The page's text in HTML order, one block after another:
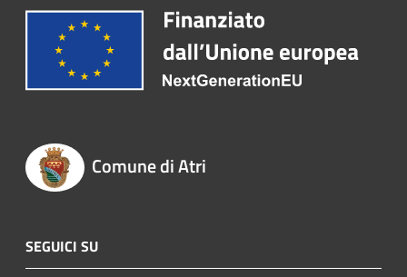
Comune di Atri
SEGUICI SU